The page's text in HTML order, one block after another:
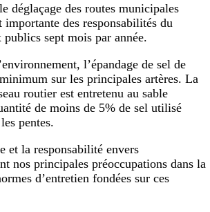
déglaçage des routes municipales
importante des responsabilités du
publics sept mois par année.
l’épandage de sel de
sur les principales artères. La
routier est entretenu au sable
de moins de 5% de sel utilisé
pentes.
et la responsabilité envers
nos principales préoccupations dans la
d’entretien fondées sur ces